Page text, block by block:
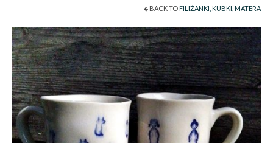
Sklep
Kim jesteśmy?
Kontakt
Deutsch
BACK TOFILIŻANKI, KUBKI, MATERA